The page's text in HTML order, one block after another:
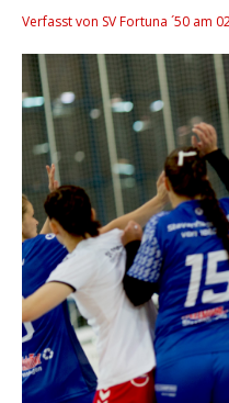
Verfasst von SV Fortuna ´50 am